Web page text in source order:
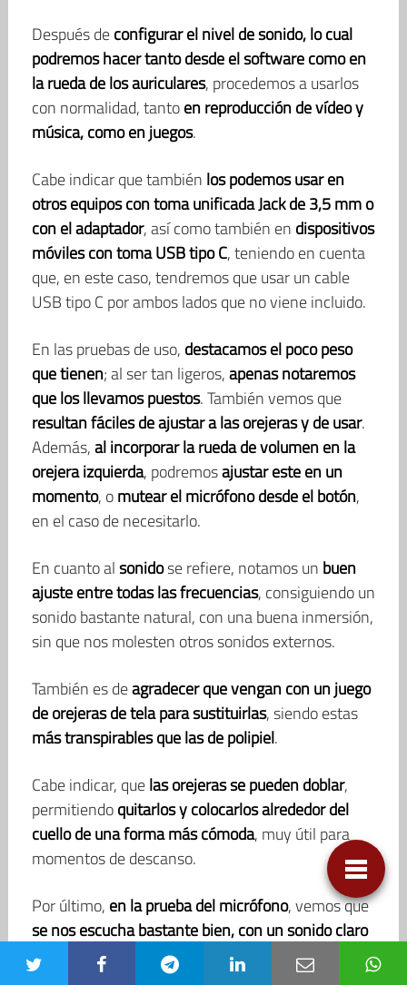
Después deconfigurar el nivel de sonido, lo cual
podremos hacer tanto desde el software como en
la rueda de los auriculares, procedemos a usarlos
con normalidad, tantoen reproducción de vídeo y
música, como en juegos.
Cabe indicar que también los podemos usar en
otros equipos con toma unificada Jack de 3,5 mm o
con el adaptador, así como también en dispositivos
móviles con toma USB tipo C, teniendo en cuenta
que, en este caso, tendremos que usar un cable
USB tipo C por ambos lados que no viene incluido.
En las pruebas de uso, destacamos el poco peso
que tienen; al ser tan ligeros,apenas notaremos
que los llevamos puestos. También vemos que
resultan fáciles de ajustar a las orejeras y de usar.
Además,al incorporar la rueda de volumen en la
orejera izquierda, podremosajustar este en un
momento, omutear el micrófono desde el botón,
en el caso de necesitarlo.
En cuanto alsonidose refiere, notamos un buen
ajuste entre todas las frecuencias, consiguiendo un
sonido bastante natural, con una buena inmersión,
sin que nos molesten otros sonidos externos.
También es deagradecer que vengan con un juego
de orejeras de tela para sustituirlas, siendo estas
más transpirables que las de polipiel.
Cabe indicar, quelas orejeras se pueden doblar,
permitiendoquitarlos y colocarlos alrededor del
cuello de una forma más cómoda, muy útil para
momentos de descanso.
Por último, en la prueba del micrófono, vemos que
se nos escucha bastante bien, con un sonido claro
y nítido
, sin ruido de fondo. Por lo que,
nos
permitirán comunicarnos perfectamente con el